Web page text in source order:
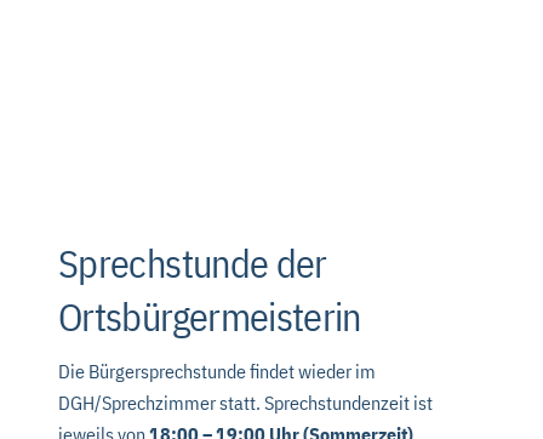
Sprechstunde der
Ortsbürgermeisterin
Die Bürgersprechstunde findet wieder im
DGH/Sprechzimmer statt. Sprechstundenzeit ist